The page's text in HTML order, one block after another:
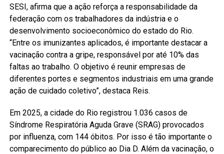
SESI, afirma que a ação reforça a responsabilidade da
federação com os trabalhadores da indústria e o
desenvolvimento socioeconômico do estado do Rio.
“Entre os imunizantes aplicados, é importante destacar a
vacinação contra a gripe, responsável por até 10% das
faltas ao trabalho. O objetivo é reunir empresas de
diferentes portes e segmentos industriais em uma grande
ação de cuidado coletivo”, destaca Reis.
Em 2025, a cidade do Rio registrou 1.036 casos de
Síndrome Respiratória Aguda Grave (SRAG) provocados
por influenza, com 144 óbitos. Por isso é tão importante o
comparecimento do público ao Dia D. Além da vacinação, o